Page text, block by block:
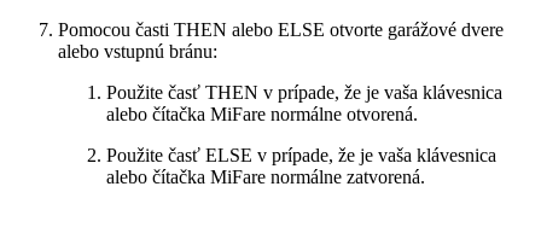
Pomocou časti THEN alebo ELSE otvorte garážové dvere
alebo vstupnú bránu:
Použite časť THEN v prípade, že je vaša klávesnica
alebo čítačka MiFare normálne otvorená.
Použite časť ELSE v prípade, že je vaša klávesnica
alebo čítačka MiFare normálne zatvorená.